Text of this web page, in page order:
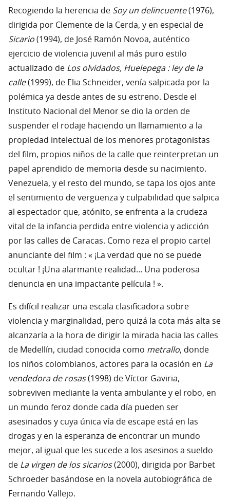
Recogiendo la herencia de Soy un delincuente(1976),
dirigida por Clemente de la Cerda, y en especial de
Sicario (1994), de José Ramón Novoa, auténtico
ejercicio de violencia juvenil al más puro estilo
actualizado de Los olvidados, Huelepega : ley de la
calle(1999), de Elia Schneider, venía salpicada por la
polémica ya desde antes de su estreno. Desde el
Instituto Nacional del Menor se dio la orden de
suspender el rodaje haciendo un llamamiento a la
propiedad intelectual de los menores protagonistas
del film, propios niños de la calle que reinterpretan un
papel aprendido de memoria desde su nacimiento.
Venezuela, y el resto del mundo, se tapa los ojos ante
el sentimiento de vergüenza y culpabilidad que salpica
al espectador que, atónito, se enfrenta a la crudeza
vital de la infancia perdida entre violencia y adicción
por las calles de Caracas. Como reza el propio cartel
anunciante del film : « ¡La verdad que no se puede
ocultar ! ¡Una alarmante realidad… Una poderosa
denuncia en una impactante película ! ».
Es difícil realizar una escala clasificadora sobre
violencia y marginalidad, pero quizá la cota más alta se
alcanzaría a la hora de dirigir la mirada hacia las calles
de Medellín, ciudad conocida como metrallo, donde
los niños colombianos, actores para la ocasión en La
vendedora de rosas(1998) de Víctor Gaviria,
sobreviven mediante la venta ambulante y el robo, en
un mundo feroz donde cada día pueden ser
asesinados y cuya única vía de escape está en las
drogas y en la esperanza de encontrar un mundo
mejor, al igual que les sucede a los asesinos a sueldo
de La virgen de los sicarios(2000), dirigida por Barbet
Schroeder basándose en la novela autobiográfica de
Fernando Vallejo.